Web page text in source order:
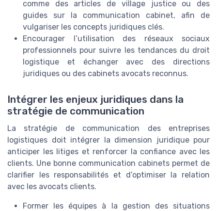
comme des articles de village justice ou des
guides sur la communication cabinet, afin de
vulgariser les concepts juridiques clés.
Encourager l’utilisation des réseaux sociaux
professionnels pour suivre les tendances du droit
logistique et échanger avec des directions
juridiques ou des cabinets avocats reconnus.
Intégrer les enjeux juridiques dans la
stratégie de communication
La stratégie de communication des entreprises
logistiques doit intégrer la dimension juridique pour
anticiper les litiges et renforcer la confiance avec les
clients. Une bonne communication cabinets permet de
clarifier les responsabilités et d’optimiser la relation
avec les avocats clients.
Former les équipes à la gestion des situations